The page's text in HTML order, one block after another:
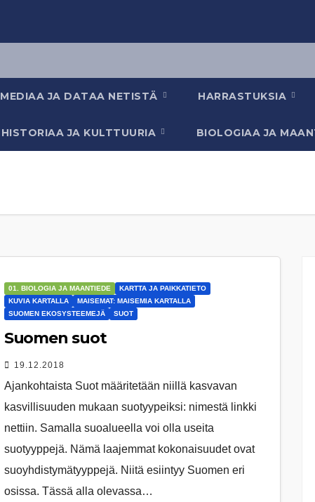
MEDIAA JA DATAA NETISTÄ HARRASTUKSIA
HISTORIAA JA KULTTUURIA BIOLOGIAA JA
01. BIOLOGIA JA MAANTIEDE
KARTTA JA PAIKKATIETO
KUVIA KARTALLA
MAISEMAT: MAISEMIA KARTALLA
SUOMEN EKOSYSTEEMEJÄ
SUOT
Suomen suot
19.12.2018
Ajankohtaista Suot määritetään niillä kasvavan
kasvillisuuden mukaan suotyypeiksi: nimestä linkki
nettiin. Samalla suoalueella voi olla useita
suotyyppejä. Nämä laajemmat kokonaisuudet ovat
suoyhdistymätyyppejä. Niitä esiintyy Suomen eri
osissa. Tässä alla olevassa…